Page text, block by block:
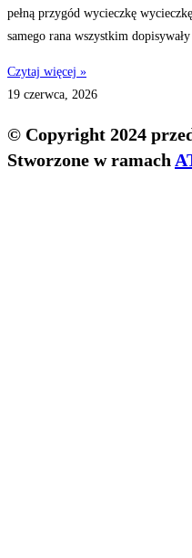
pełną przygód wycieczkę
samego rana wszystkim
Czytaj więcej »
19 czerwca, 2026
© Copyright 2024
Stworzone w ramach